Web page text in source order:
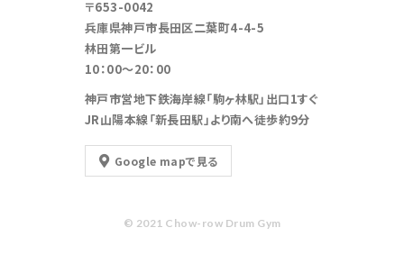
〒653-0042
兵庫県神戸市長田区二葉町4-4-5
林田第一ビル
10：00～20：00
神戸市営地下鉄海岸線「駒ヶ林駅」出口1すぐ
JR山陽本線「新長田駅」より南へ徒歩約9分
Google mapで見る
© 2021 Chow-row Drum Gym